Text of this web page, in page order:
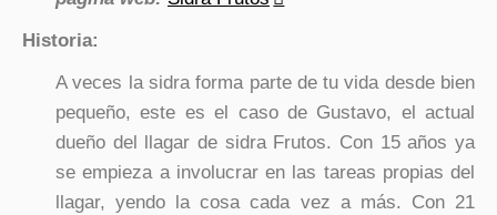
Historia:
A veces la sidra forma parte de tu vida desde bien
pequeño, este es el caso de Gustavo, el actual
dueño del llagar de sidra Frutos. Con 15 años ya
se empieza a involucrar en las tareas propias del
llagar, yendo la cosa cada vez a más. Con 21